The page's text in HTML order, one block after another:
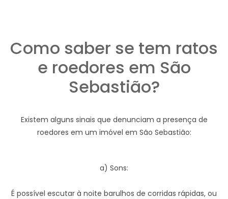
Como saber se tem ratos
e roedores em São
Sebastião?
Existem alguns sinais que denunciam a presença de
roedores em um imóvel em São Sebastião:
a) Sons:
É possível escutar à noite barulhos de corridas rápidas, ou